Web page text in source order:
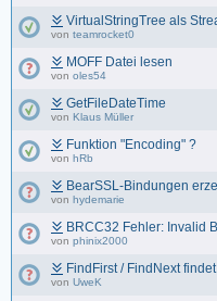
VirtualStringTree als
von teamrocket0
MOFF Datei lesen
von oles54
GetFileDateTime
von Klaus Müller
Funktion "Encoding" ?
von hRb
BearSSL-Bindungen
von hydemarie
BRCC32 Fehler: Invalid
von phinix2000
FindFirst / FindNext
von UweK